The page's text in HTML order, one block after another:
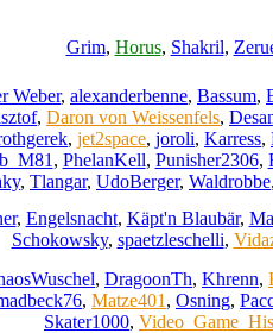
Grim, Horus, Shakril,
Weber, alexanderbenne, Bassum,
, Daron von Weissenfels,
, jet2space, joroli, Karress,
, PhelanKell, Punisher2306,
, Tlangar, UdoBerger, Waldrobbe,
, Engelsnacht, Käpt'n Blaubär,
Schokowsky, spaetzleschelli,
, DragoonTh, Khrenn,
, Matze401 , Osning,
Skater1000,